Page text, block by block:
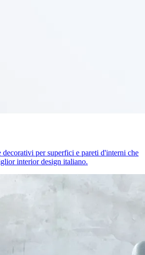
decorativi per superfici e pareti d'interni che
interior design italiano.